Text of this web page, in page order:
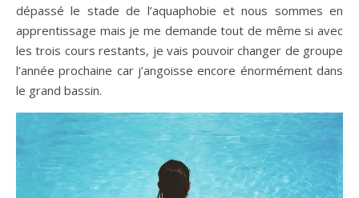
dépassé le stade de l’aquaphobie et nous sommes en
apprentissage mais je me demande tout de même si avec
les trois cours restants, je vais pouvoir changer de groupe
l’année prochaine car j’angoisse encore énormément dans
le grand bassin.